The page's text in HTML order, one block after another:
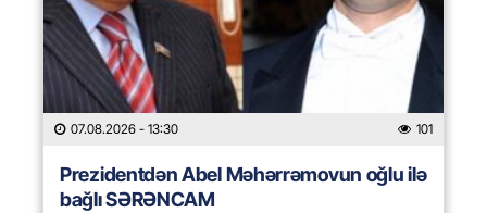
07.08.2026 - 13:30 101
Prezidentdən Abel Məhərrəmovun oğlu ilə
bağlı SƏRƏNCAM